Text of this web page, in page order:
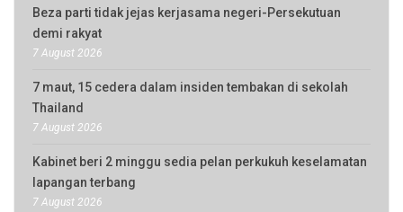
Beza parti tidak jejas kerjasama negeri-Persekutuan
demi rakyat
7 August 2026
7 maut, 15 cedera dalam insiden tembakan di sekolah
Thailand
7 August 2026
Kabinet beri 2 minggu sedia pelan perkukuh keselamatan
lapangan terbang
7 August 2026